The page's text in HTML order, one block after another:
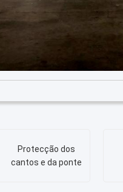
Protecção dos
cantos e da ponte